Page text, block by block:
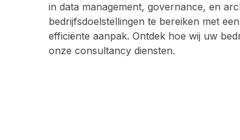
in data management, governance, en
bedrijfsdoelstellingen te bereiken met
efficiënte aanpak. Ontdek hoe wij uw
onze consultancy diensten.